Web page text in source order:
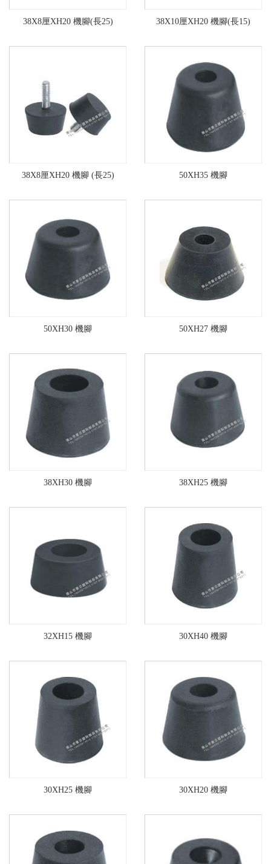
38X8厘XH20 機腳(長25) 38X10厘XH20 機腳(長15)
38X8厘XH20 機腳 (長25) 50XH35 機腳
50XH30 機腳 50XH27 機腳
38XH30 機腳 38XH25 機腳
32XH15 機腳 30XH40 機腳
30XH25 機腳 30XH20 機腳